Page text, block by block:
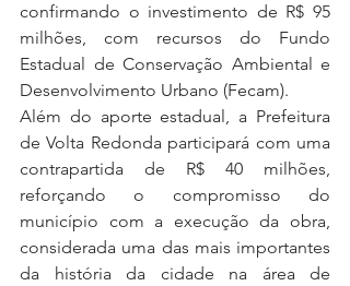
confirmando o investimento de R$ 95
milhões, com recursos do Fundo
Estadual de Conservação Ambiental e
Desenvolvimento Urbano (Fecam).
Além do aporte estadual, a Prefeitura
de Volta Redonda participará com uma
contrapartida de R$ 40 milhões,
reforçando o compromisso do
município com a execução da obra,
considerada uma das mais importantes
da história da cidade na área de